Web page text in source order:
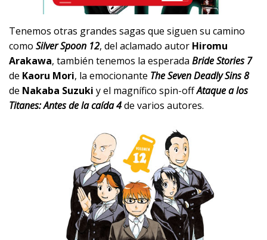
Tenemos otras grandes sagas que siguen su camino
como Silver Spoon 12, del aclamado autor Hiromu
Arakawa, también tenemos la esperada Bride Stories 7
de Kaoru Mori, la emocionante The Seven Deadly Sins 8
de Nakaba Suzuki y el magnífico spin-offAtaque a los
Titanes: Antes de la caída 4de varios autores.